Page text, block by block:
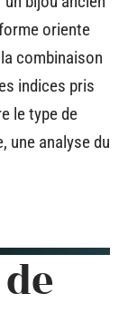
oriente
combinaison
indices pris
le type de
une analyse du